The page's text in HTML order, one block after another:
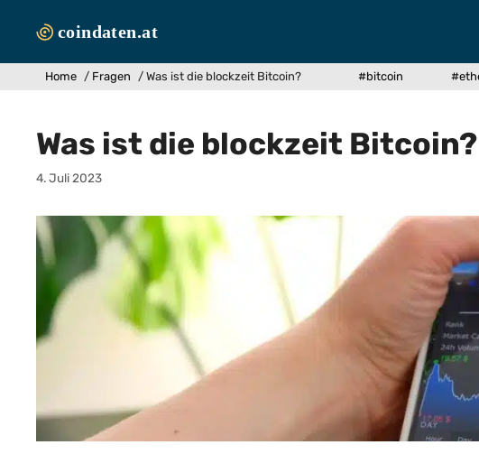
Inhalt
Home / Fragen / Was ist die blockzeit Bitcoin? #bitcoin
Was ist die blockzeit Bitcoin?
4. Juli 2023